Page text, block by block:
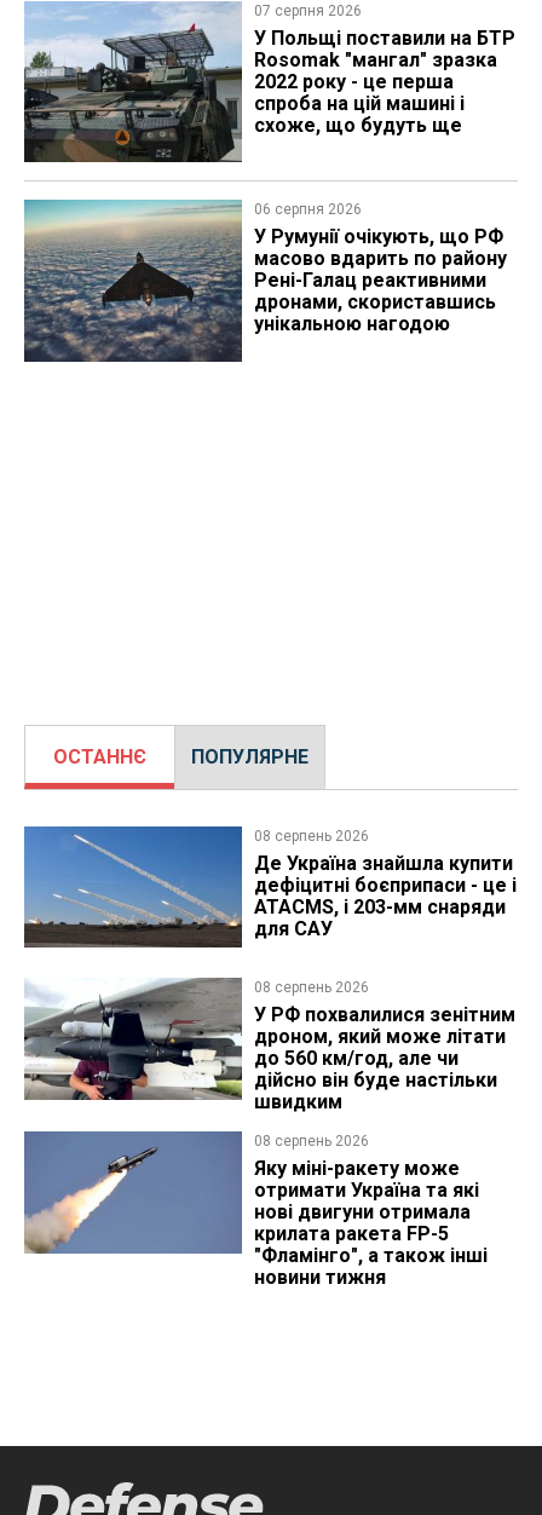
07 серпня 2026
У Польщі поставили на БТР
Rosomak "мангал" зразка
2022 року - це перша
спроба на цій машині і
схоже, що будуть ще
06 серпня 2026
У Румунії очікують, що РФ
масово вдарить по району
Рені-Галац реактивними
дронами, скориставшись
унікальною нагодою
ОСТАННЄ ПОПУЛЯРНЕ
08 серпень 2026
Де Україна знайшла купити
дефіцитні боєприпаси - це і
ATACMS, і 203-мм снаряди
для САУ
08 серпень 2026
У РФ похвалилися зенітним
дроном, який може літати
до 560 км/год, але чи
дійсно він буде настільки
швидким
08 серпень 2026
Яку міні-ракету може
отримати Україна та які
нові двигуни отримала
крилата ракета FP-5
"Фламінго", а також інші
новини тижня